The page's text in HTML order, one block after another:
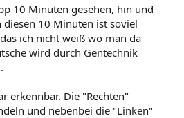
10 Minuten gesehen, hin und
10 Minuten ist soviel
ich nicht weiß wo man da
wird durch Gentechnik
erkennbar. Die "Rechten"
und nebenbei die "Linken"